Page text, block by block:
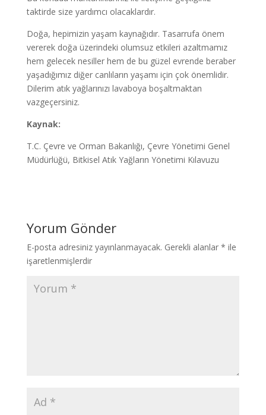
taktirde size yardımcı olacaklardır.
Doğa, hepimizin yaşam kaynağıdır. Tasarrufa önem
vererek doğa üzerindeki olumsuz etkileri azaltmamız
hem gelecek nesiller hem de bu güzel evrende beraber
yaşadığımız diğer canlıların yaşamı için çok önemlidir.
Dilerim atık yağlarınızı lavaboya boşaltmaktan
vazgeçersiniz.
Kaynak:
T.C. Çevre ve Orman Bakanlığı, Çevre Yönetimi Genel
Müdürlüğü, Bitkisel Atık Yağların Yönetimi Kılavuzu
Yorum Gönder
E-posta adresiniz yayınlanmayacak. Gerekli alanlar * ile
işaretlenmişlerdir